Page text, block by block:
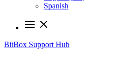
Spanish
BitBox Support Hub